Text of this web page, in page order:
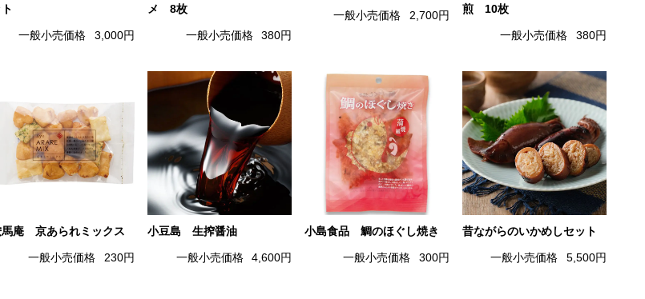
一般小売価格 3,000円
メ 8枚
一般小売価格 380円
一般小売価格 2,700円
煎 10枚
一般小売価格 380円
馬庵 京あられミックス
一般小売価格 230円
小豆島 生搾醤油
一般小売価格 4,600円
小島食品 鯛のほぐし焼き
一般小売価格 300円
昔ながらのいかめしセット
一般小売価格 5,500円